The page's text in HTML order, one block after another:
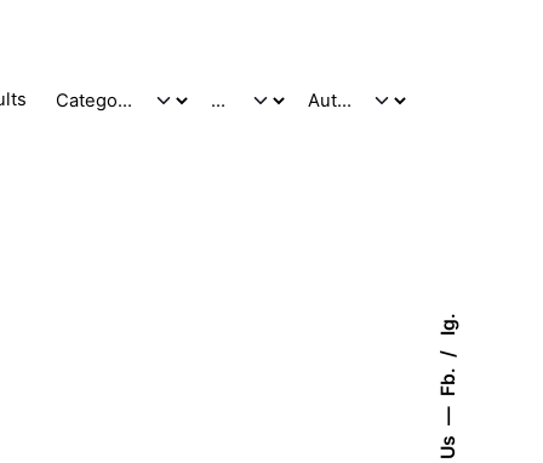
Fb.
Ig.